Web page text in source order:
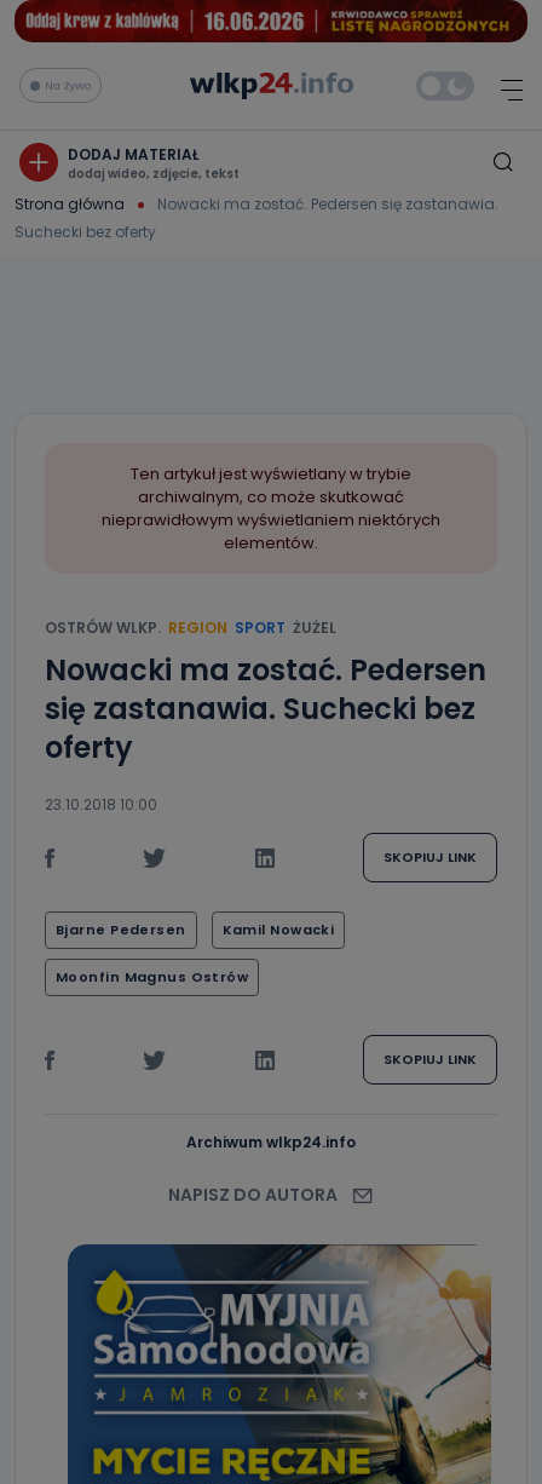
Na żywo
DODAJ MATERIAŁ
dodaj wideo, zdjęcie, tekst
Strona główna
Nowacki ma zostać. Pedersen się zastanawia.
Suchecki bez oferty
Ten artykuł jest wyświetlany w trybie
archiwalnym, co może skutkować
nieprawidłowym wyświetlaniem niektórych
elementów.
OSTRÓW WLKP. REGION SPORT ŻUŻEL
Nowacki ma zostać. Pedersen
się zastanawia. Suchecki bez
oferty
23.10.2018 10:00
SKOPIUJ LINK
Bjarne Pedersen Kamil Nowacki
Moonfin Magnus Ostrów
SKOPIUJ LINK
Archiwum wlkp24.info
NAPISZ DO AUTORA